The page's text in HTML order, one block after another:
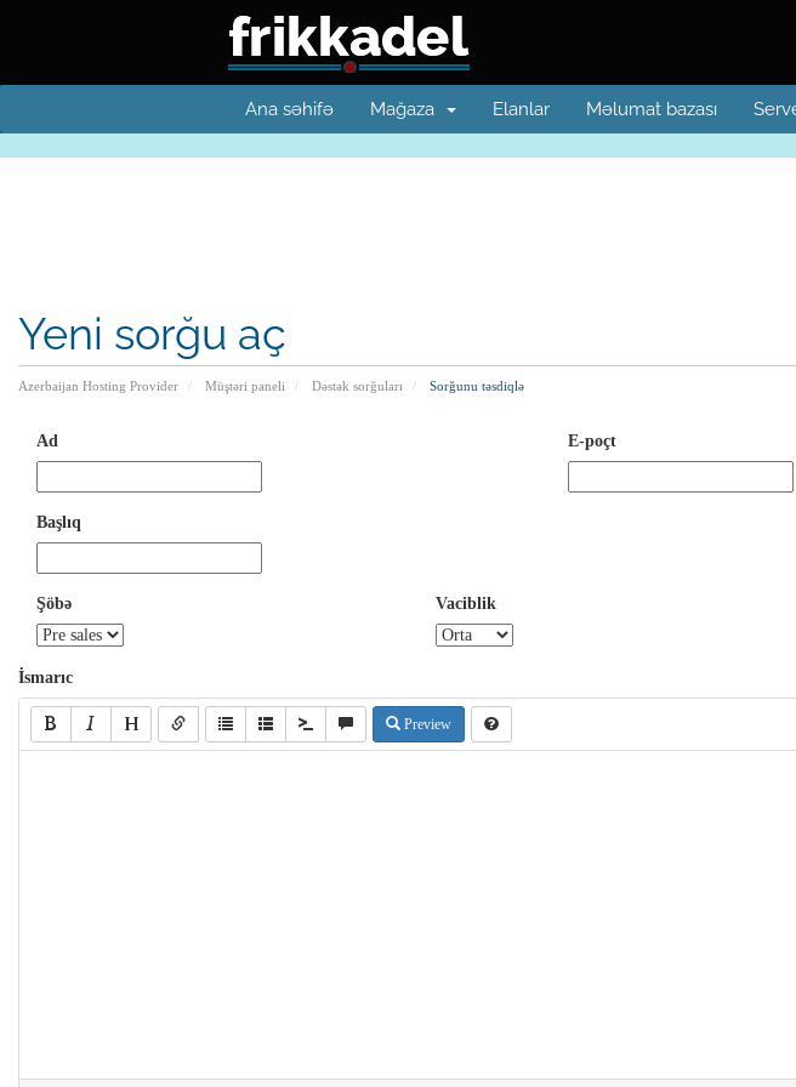
Ana səhifə Mağaza Elanlar Məlumat bazası
Yeni sorğu aç
Azerbaijan Hosting Provider Müştəri paneli Dəstək sorğuları Sorğunu təsdiqlə
Ad E-poçt
Başlıq
Şöbə Vaciblik
İsmarıc
Preview